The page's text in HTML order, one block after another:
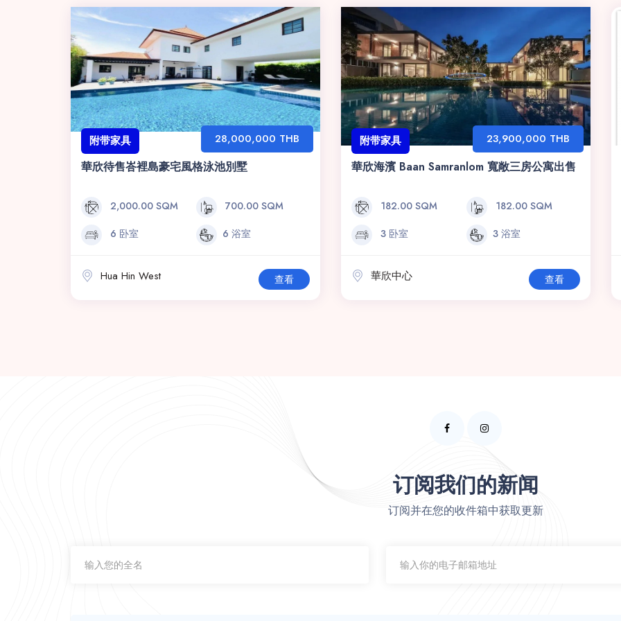
附带家具
華欣待售峇裡島豪宅風格泳池別墅
28,000,000 THB
2,000.00 SQM
700.00 SQM
6 卧室
6 浴室
Hua Hin West 查看
附带家具
華欣海濱 Baan Samranlom 寬敞三房公寓出售
23,900,000 THB
182.00 SQM
182.00 SQM
3 卧室
3 浴室
華欣中心 查看
订阅我们的新闻
订阅并在您的收件箱中获取更新